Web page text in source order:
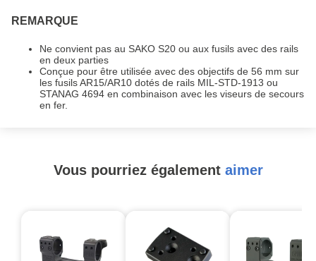
REMARQUE
Ne convient pas au SAKO S20 ou aux fusils avec des rails
en deux parties
Conçue pour être utilisée avec des objectifs de 56 mm sur
les fusils AR15/AR10 dotés de rails MIL-STD-1913 ou
STANAG 4694 en combinaison avec les viseurs de secours
en fer.
Vous pourriez également aimer